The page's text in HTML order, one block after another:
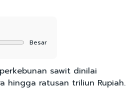
Besar
sawit dinilai
hingga ratusan triliun Rupiah.